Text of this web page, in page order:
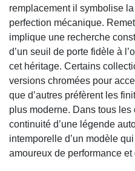
remplacement il symbolise
perfection mécanique.
implique une recherche
d’un seuil de porte fidèle à
cet héritage. Certains
versions chromées pour
que d’autres préfèrent les
plus moderne. Dans tous
continuité d’une légende
intemporelle d’un modèle
amoureux de performance et